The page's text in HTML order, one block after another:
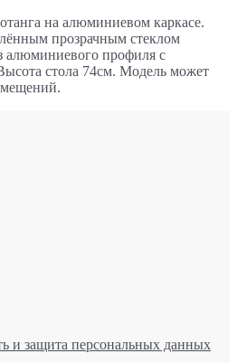
на алюминиевом каркасе.
прозрачным стеклом
профиля с
стола 74см. Модель может
и защита персональных данных